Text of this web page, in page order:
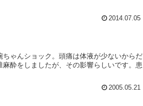
2014.07.05
ゃんショック。頭痛は体液が少ないからだ
酔をしましたが、その影響らしいです。患
2005.05.21